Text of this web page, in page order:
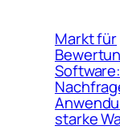
Markt für
starke